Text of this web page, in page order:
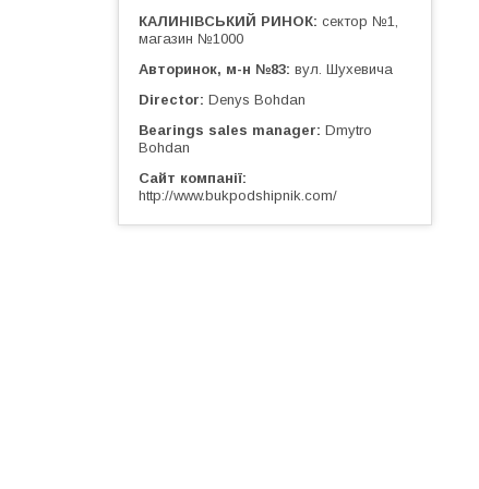
КАЛИНІВСЬКИЙ РИНОК сектор №1,
магазин №1000
Авторинок, м-н №83 вул. Шухевича
Director Denys Bohdan
Bearings sales manager Dmytro
Bohdan
Сайт компанії
http://www.bukpodshipnik.com/